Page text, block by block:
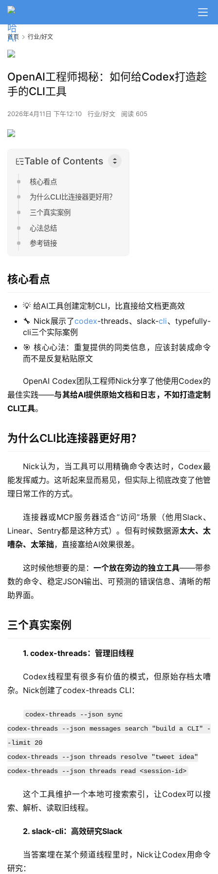
A
首页 行业/好文
OpenAI工程师揭秘：如何给Codex打造趁
手的CLI工具
2026年4月11日 下午12:10 行业/好文 阅读 605
Table of Contents
核心看点
为什么CLI比连接器更好用？
三个真实案例
心法总结
参考链接
核心看点
💡 给AI工具创建定制CLI，比直接给文档更高效
🔧 Nick展示了codex-threads、slack-cli、typefully-
cli三个实际案例
🎯 核心心法：重复提供的同类信息，应该封装成命令
而不是反复粘贴原文
OpenAI Codex团队工程师Nick分享了他使用Codex的
最佳实践——与其给AI提供原始文档和日志，不如打造定制
CLI工具。
为什么CLI比连接器更好用？
Nick认为，当工具可以用精确命令表达时，Codex最
能发挥威力。这听起来显而易见，但实际上彻底改变了他管
理日常工作的方式。
连接器或MCP服务器适合”访问”场景（他用Slack、
Linear、Sentry都是这种方式）。但有时候数据源太大、太
嘈杂、太笨拙，直接塞给AI效果很差。
这时候他想要的是： 一个放在旁边的独立工具——带参
数的命令、稳定JSON输出、可预测的错误信息、清晰的帮
助界面。
三个真实案例
1. codex-threads：管理旧线程
Codex线程里有很多有价值的模式，但原始存档太嘈
杂。Nick创建了codex-threads CLI：
codex-threads --json sync
codex-threads --json messages search "build a CLI" -
-limit 20
codex-threads --json threads resolve "tweet idea"
codex-threads --json threads read <session-id>
这个工具维护一个本地可搜索索引，让Codex可以搜
索、解析、读取旧线程。
2. slack-cli：高效研究Slack
当答案埋在某个频道线程里时，Nick让Codex用命令
研究：